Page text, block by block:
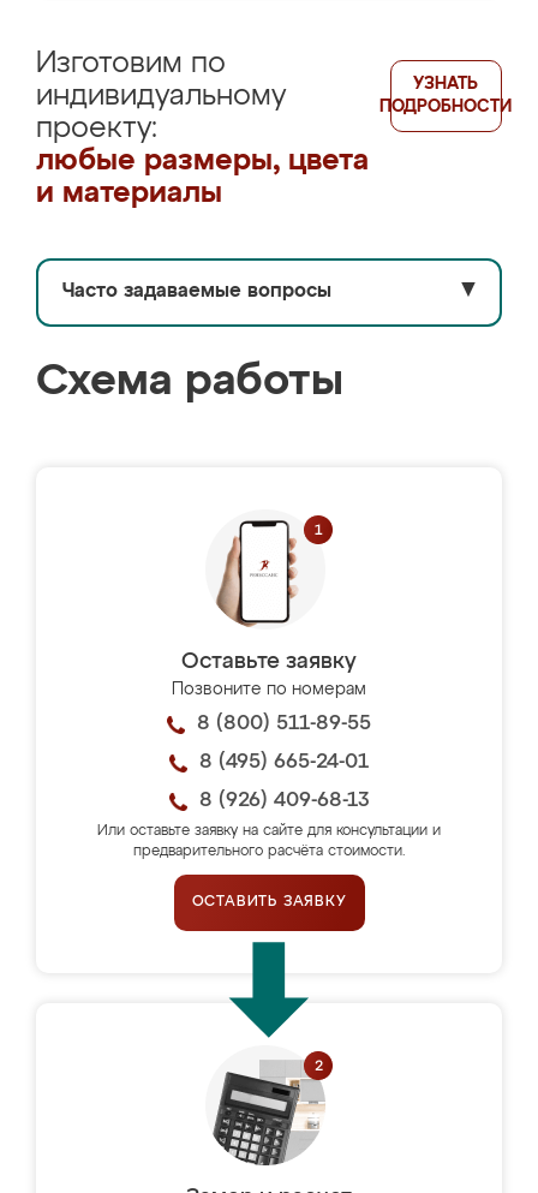
Изготовим по
индивидуальному
проекту:
любые размеры, цвета
и материалы
УЗНАТЬ
ПОДРОБНОСТИ
Часто задаваемые вопросы ▼
Схема работы
Оставьте заявку
Позвоните по номерам
8 (800) 511-89-55
8 (495) 665-24-01
8 (926) 409-68-13
Или оставьте заявку на сайте для консультации и
предварительного расчёта стоимости.
ОСТАВИТЬ ЗАЯВКУ